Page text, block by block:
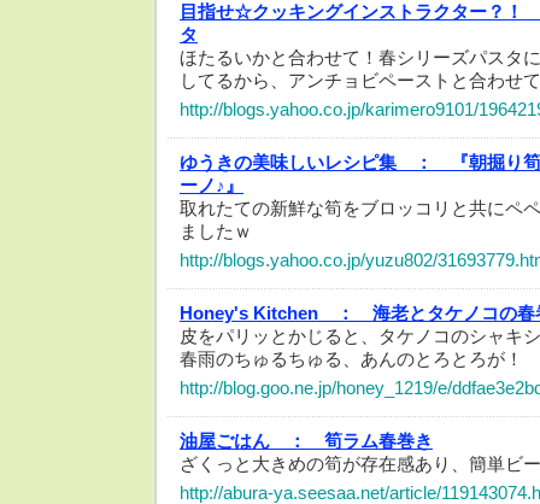
目指せ☆クッキングインストラクター？！
タ
ほたるいかと合わせて！春シリーズパスタ
してるから、アンチョビペーストと合わせ
http://blogs.yahoo.co.jp/karimero9101/
ゆうきの美味しいレシピ集 ：
『朝掘り
ーノ♪』
取れたての新鮮な筍をブロッコリと共にペ
ましたｗ
http://blogs.yahoo.co.jp/yuzu802/
Honey's Kitchen ：
海老とタケノコの春
皮をパリッとかじると、タケノコのシャキ
春雨のちゅるちゅる、あんのとろとろが！
http://blog.goo.ne.jp/honey_1219/e/
油屋ごはん ：
筍ラム春巻き
ざくっと大きめの筍が存在感あり、簡単ビ
http://abura-ya.seesaa.net/article/